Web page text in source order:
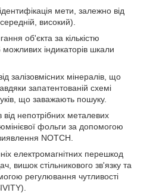
мети, залежно від
високий).
об'єкта за кількістю
можливих індикаторів шкали
залізовмісних мінералів, що
запатентованій схемі
що заважають пошуку.
від непотрібних металевих
фольги за допомогою
NOTCH.
електромагнітних перешкод
вишок стільникового зв'язку та
регулювання чутливості